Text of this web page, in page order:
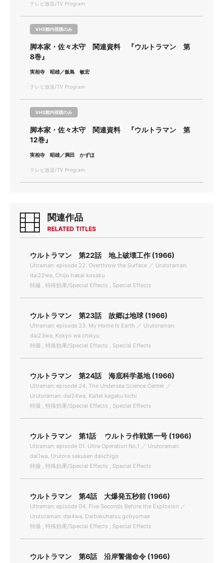
テレビ放送/TV Program
VHS館内視聴のみ
脚本家・佐々木守 関連資料 『ウルトラマン 第
8巻』
実相寺 昭雄／飯島 敏宏
テレビ放送/TV Program
VHS館内視聴のみ
脚本家・佐々木守 関連資料 『ウルトラマン 第
12巻』
実相寺 昭雄／満田 かずほ
テレビ放送/TV Program
関連作品
RELATED TITLES
ウルトラマン 第22話 地上破壊工作 (1966)
Ultraman: episode 22. Overthrow the Surface ／ Urutoraman:
dai22wa, Chijo hakai kosaku
特撮 , 特殊効果/Special Effects , Special Effects
ウルトラマン 第23話 故郷は地球 (1966)
Ultraman: episode 23. My Home Is Earth ／ Urutoraman:
dai23wa, Kokyo wa chikyu
特撮 , 特殊効果/Special Effects , Special Effects
ウルトラマン 第24話 海底科学基地 (1966)
Ultraman: episode 24. The Undersea Science Center ／
Urutoraman: dai24wa, Kaitei kagaku kichi
特撮 , 特殊効果/Special Effects , Special Effects
ウルトラマン 第1話 ウルトラ作戦第一号 (1966)
Ultraman: episode 01. Ultra Operation No.1 ／ Urutoraman:
dai1wa, Urutora sakusen daiichigo
特撮 , 特殊効果/Special Effects , Special Effects
ウルトラマン 第4話 大爆発五秒前 (1966)
Ultraman: episode 04. Five Seconds Before the Explosion ／
Urutoraman: dai4wa, Daibakuhatsu gobyomae
特撮 , 特殊効果/Special Effects , Special Effects
ウルトラマン 第6話 沿岸警備命令 (1966)